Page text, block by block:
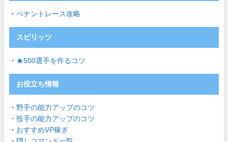
・ ペナントレース攻略
スピリッツ
・ ★500選手を作るコツ
お役立ち情報
・ 野手の能力アップのコツ
・ 投手の能力アップのコツ
・ おすすめVP稼ぎ